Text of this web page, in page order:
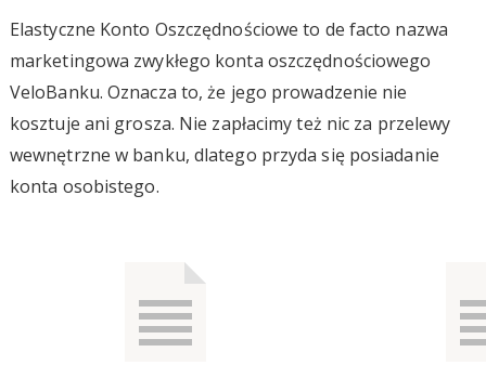
Elastyczne Konto Oszczędnościowe to de facto nazwa
marketingowa zwykłego konta oszczędnościowego
VeloBanku. Oznacza to, że jego prowadzenie nie
kosztuje ani grosza. Nie zapłacimy też nic za przelewy
wewnętrzne w banku, dlatego przyda się posiadanie
konta osobistego.